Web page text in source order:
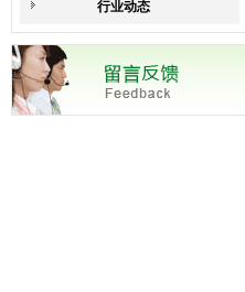
行业动态